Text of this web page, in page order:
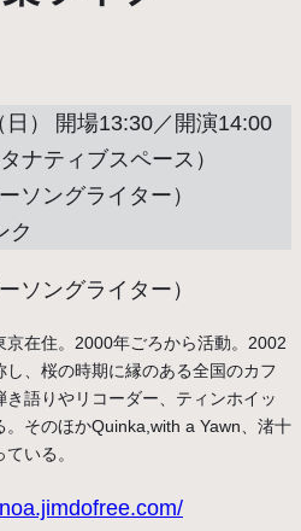
） 開場13:30／開演14:00
ナティブスペース）
ソングライター）
ク
ソングライター）
在住。2000年ごろから活動。2002
、桜の時期に縁のある全国のカフ
語りやリコーダー、ティンホイッ
。そのほかQuinka,with a Yawn、渚十
いる。